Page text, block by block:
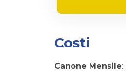
Costi
Canone Mensile: